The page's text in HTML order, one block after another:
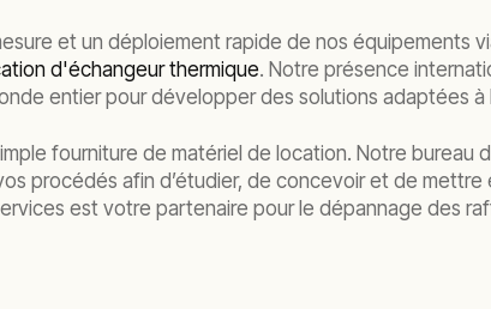
et un déploiement rapide de nos équipements
d'échangeur thermique. Notre présence
entier pour développer des solutions adaptées
fourniture de matériel de location. Notre bureau
procédés afin d’étudier, de concevoir et de mettre
est votre partenaire pour le dépannage des